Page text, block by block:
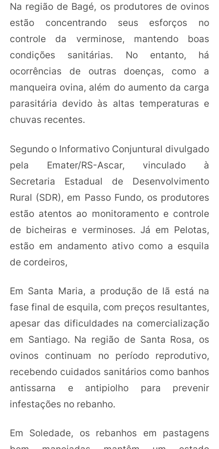
Na região de Bagé, os produtores de ovinos
estão concentrando seus esforços no
controle da verminose, mantendo boas
condições sanitárias. No entanto, há
ocorrências de outras doenças, como a
manqueira ovina, além do aumento da carga
parasitária devido às altas temperaturas e
chuvas recentes.
Segundo o Informativo Conjuntural divulgado
pela Emater/RS-Ascar, vinculado à
Secretaria Estadual de Desenvolvimento
Rural (SDR), em Passo Fundo, os produtores
estão atentos ao monitoramento e controle
de bicheiras e verminoses. Já em Pelotas,
estão em andamento ativo como a esquila
de cordeiros,
Em Santa Maria, a produção de lã está na
fase final de esquila, com preços resultantes,
apesar das dificuldades na comercialização
em Santiago. Na região de Santa Rosa, os
ovinos continuam no período reprodutivo,
recebendo cuidados sanitários como banhos
antissarna e antipiolho para prevenir
infestações no rebanho.
Em Soledade, os rebanhos em pastagens